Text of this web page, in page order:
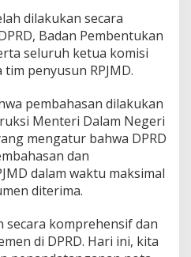
dilakukan secara
Badan Pembentukan
seluruh ketua komisi
penyusun RPJMD.
pembahasan dilakukan
Menteri Dalam Negeri
mengatur bahwa DPRD
dan
dalam waktu maksimal
diterima.
secara komprehensif dan
di DPRD. Hari ini, kita